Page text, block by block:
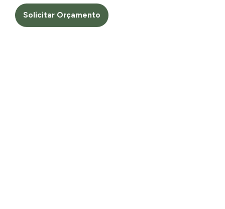
Solicitar Orçamento